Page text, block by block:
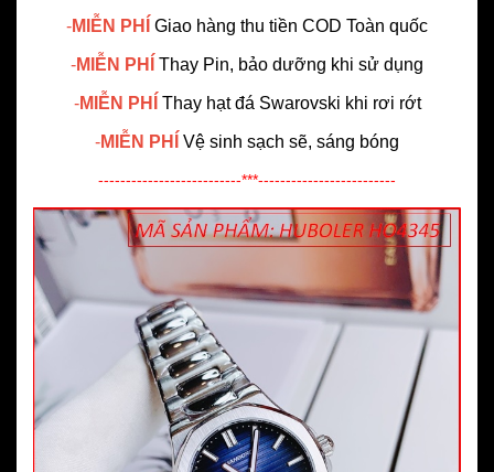
-MIỄN PHÍ Giao hàng thu tiền COD Toàn quốc
-MIỄN PHÍ Thay Pin, bảo dưỡng khi sử dụng
-MIỄN PHÍ Thay hạt đá Swarovski khi rơi rớt
-MIỄN PHÍ Vệ sinh sạch sẽ, sáng bóng
--------------------------***-------------------------